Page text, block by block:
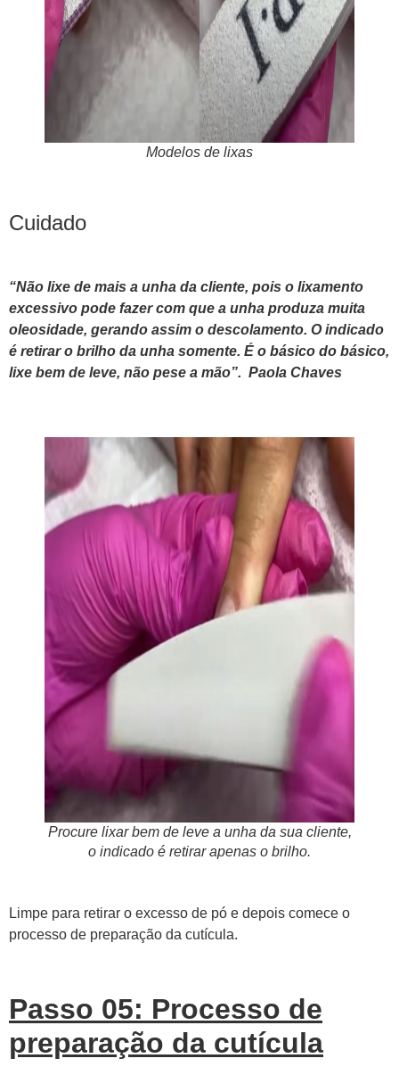
Modelos de lixas
Cuidado
“Não lixe de mais a unha da cliente, pois o lixamento
excessivo pode fazer com que a unha produza muita
oleosidade, gerando assim o descolamento. O indicado
é retirar o brilho da unha somente. É o básico do básico,
lixe bem de leve, não pese a mão”. Paola Chaves
Procure lixar bem de leve a unha da sua cliente,
o indicado é retirar apenas o brilho.
Limpe para retirar o excesso de pó e depois comece o
processo de preparação da cutícula.
Passo 05: Processo de
preparação da cutícula